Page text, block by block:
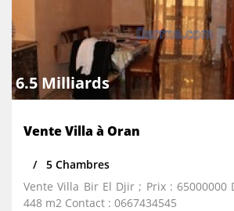
6.5 Milliards
Vente Villa à Oran
5 Chambres
Vente Villa Bir El Djir ; Prix : 65000000
448 m2 Contact : 0667434545